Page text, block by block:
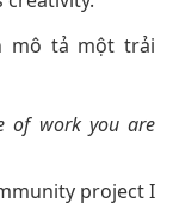
mô tả một trải
of work you are
project I